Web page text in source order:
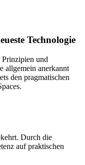
Technologie
Prinzipien und
allgemein anerkannt
den pragmatischen
Durch die
auf praktischen